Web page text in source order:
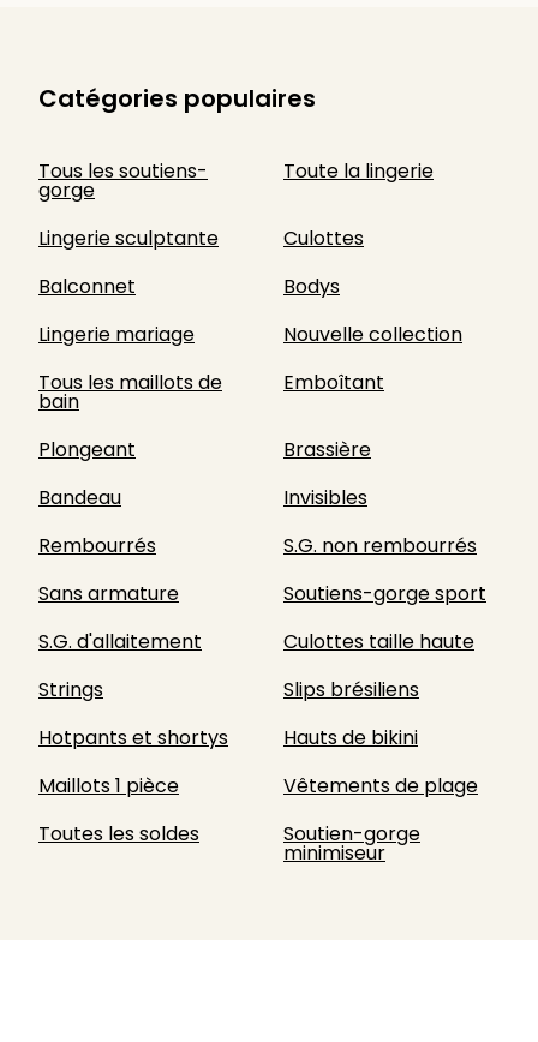
Catégories populaires
Tous les soutiens-
gorge
Toute la lingerie
Lingerie sculptante
Culottes
Balconnet
Bodys
Lingerie mariage
Nouvelle collection
Tous les maillots de
bain
Emboîtant
Plongeant
Brassière
Bandeau
Invisibles
Rembourrés
S.G. non rembourrés
Sans armature
Soutiens-gorge sport
S.G. d'allaitement
Culottes taille haute
Strings
Slips brésiliens
Hotpants et shortys
Hauts de bikini
Maillots 1 pièce
Vêtements de plage
Toutes les soldes
Soutien-gorge
minimiseur